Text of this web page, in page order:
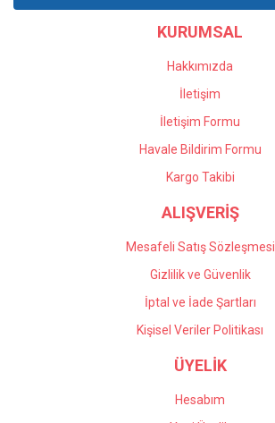
Ürün bilgilerinde hatalar bulunuyor.
Ürün fiyatı diğer sitelerden daha pahalı.
Gönder
KURUMSAL
Hakkımızda
İletişim
İletişim Formu
Havale Bildirim Formu
Kargo Takibi
ALIŞVERİŞ
Mesafeli Satış Sözleşmesi
Gizlilik ve Güvenlik
İptal ve İade Şartları
Kişisel Veriler Politikası
ÜYELİK
Hesabım